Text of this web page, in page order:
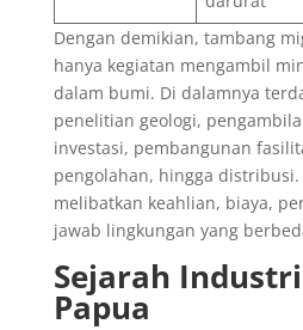
Dengan demikian, tambang
hanya kegiatan mengambil
dalam bumi. Di dalamnya
penelitian geologi,
investasi, pembangunan
pengolahan, hingga
melibatkan keahlian, biaya,
jawab lingkungan yang
Sejarah
Papua